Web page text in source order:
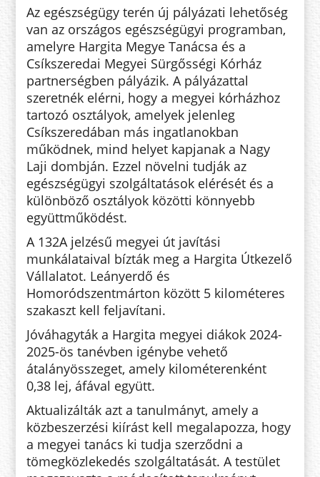
Az egészségügy terén új pályázati lehetőség
van az országos egészségügyi programban,
amelyre Hargita Megye Tanácsa és a
Csíkszeredai Megyei Sürgősségi Kórház
partnerségben pályázik. A pályázattal
szeretnék elérni, hogy a megyei kórházhoz
tartozó osztályok, amelyek jelenleg
Csíkszeredában más ingatlanokban
működnek, mind helyet kapjanak a Nagy
Laji dombján. Ezzel növelni tudják az
egészségügyi szolgáltatások elérését és a
különböző osztályok közötti könnyebb
együttműködést.
A 132A jelzésű megyei út javítási
munkálataival bízták meg a Hargita Útkezelő
Vállalatot. Leányerdő és
Homoródszentmárton között 5 kilométeres
szakaszt kell feljavítani.
Jóváhagyták a Hargita megyei diákok 2024-
2025-ös tanévben igénybe vehető
átalányösszeget, amely kilométerenként
0,38 lej, áfával együtt.
Aktualizálták azt a tanulmányt, amely a
közbeszerzési kiírást kell megalapozza, hogy
a megyei tanács ki tudja szerződni a
tömegközlekedés szolgáltatását. A testület